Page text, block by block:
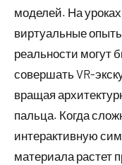
моделей. На
виртуальные
реальности могут
совершать VR-
вращая
пальца. Когда
интерактивную
материала растет